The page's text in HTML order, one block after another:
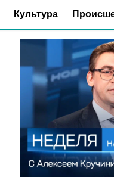
Культура